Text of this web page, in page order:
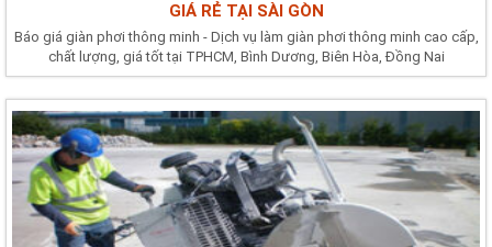
GIÁ RẺ TẠI SÀI GÒN
Báo giá giàn phơi thông minh - Dịch vụ làm giàn phơi thông minh cao cấp,
chất lượng, giá tốt tại TPHCM, Bình Dương, Biên Hòa, Đồng Nai